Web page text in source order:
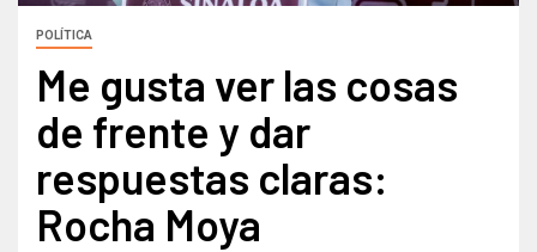
POLÍTICA
Me gusta ver las cosas
de frente y dar
respuestas claras:
Rocha Moya